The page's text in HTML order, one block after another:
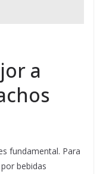
a
fundamental. Para
bebidas